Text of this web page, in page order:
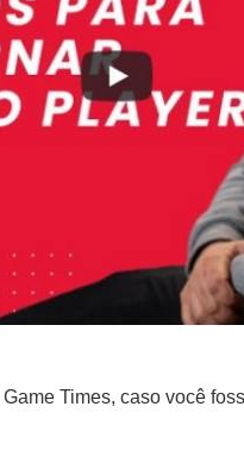
Times, caso você